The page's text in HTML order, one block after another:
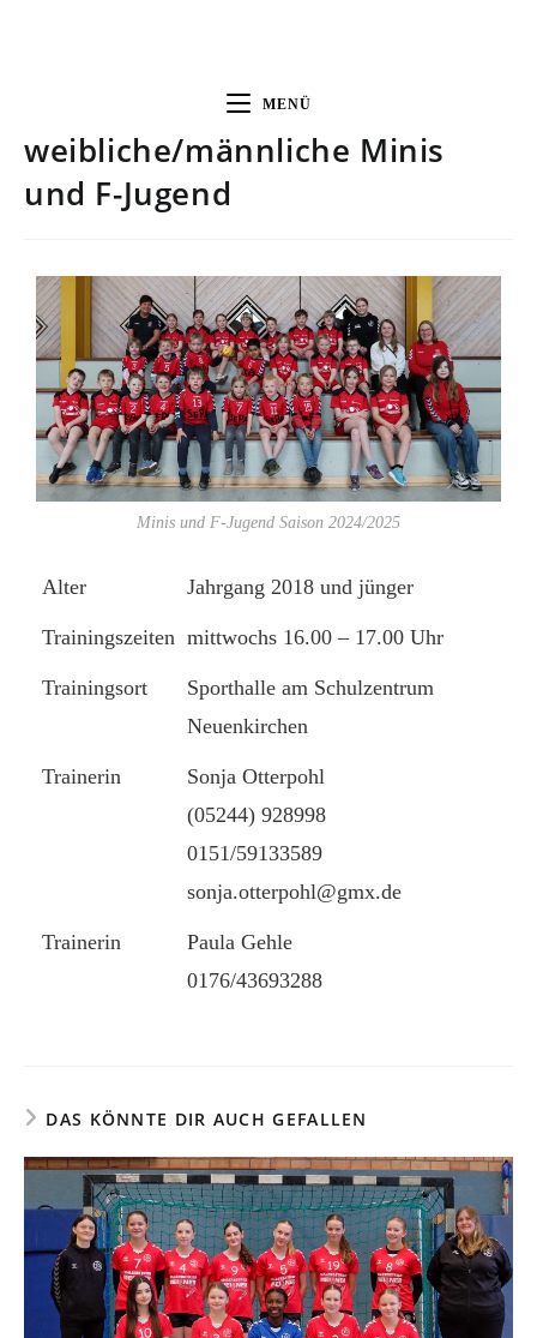
MENÜ
weibliche/männliche Minis
und F-Jugend
Minis und F-Jugend Saison 2024/2025
Alter Jahrgang 2018 und jünger
Trainingszeiten mittwochs 16.00 – 17.00 Uhr
Trainingsort
Sporthalle am Schulzentrum
Neuenkirchen
Trainerin
Sonja Otterpohl
(05244) 928998
0151/59133589
sonja.otterpohl@gmx.de
Trainerin
Paula Gehle
0176/43693288
DAS KÖNNTE DIR AUCH GEFALLEN